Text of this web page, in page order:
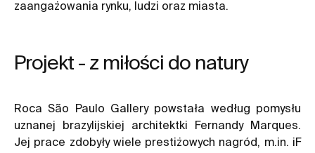
zaangażowania rynku, ludzi oraz miasta.
Projekt - z miłości do natury
Roca São Paulo Gallery powstała według pomysłu
uznanej brazylijskiej architektki Fernandy Marques.
Jej prace zdobyły wiele prestiżowych nagród, m.in. iF